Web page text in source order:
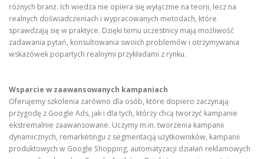
różnych branż. Ich wiedza nie opiera się wyłącznie na teorii, lecz na
realnych doświadczeniach i wypracowanych metodach, które
sprawdzają się w praktyce. Dzięki temu uczestnicy mają możliwość
zadawania pytań, konsultowania swoich problemów i otrzymywania
wskazówek popartych realnymi przykładami z rynku.
Wsparcie w zaawansowanych kampaniach
Oferujemy szkolenia zarówno dla osób, które dopiero zaczynają
przygodę z Google Ads, jak i dla tych, którzy chcą tworzyć kampanie
ekstremalnie zaawansowane. Uczymy m.in. tworzenia kampanii
dynamicznych, remarketingu z segmentacją użytkowników, kampanii
produktowych w Google Shopping, automatyzacji działań reklamowych